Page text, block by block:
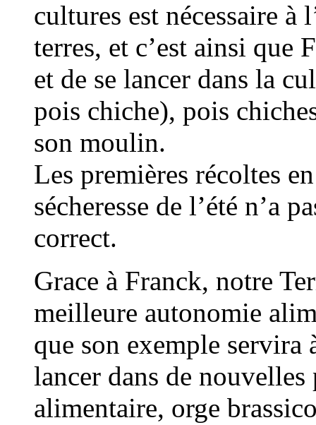
cultures est nécessaire à
terres, et c’est ainsi que
et de se lancer dans la
pois chiche), pois
son moulin.
Les premières récoltes
sécheresse de l’été n’a
correct.
Grace à Franck, notre
meilleure autonomie
que son exemple servira
lancer dans de
alimentaire, orge